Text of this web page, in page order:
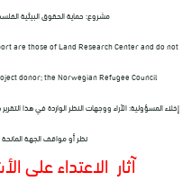
مشروع: حماية الحقوق البيئية
are those of Land Research Center and do not
donor; the Norwegian Refugee Council
إخلاء المسؤولية: الآراء ووجهات النظر الواردة في هذا
نظر أو مواقف الجهة
آثار الاعتداء على